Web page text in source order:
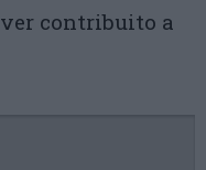
contribuito a